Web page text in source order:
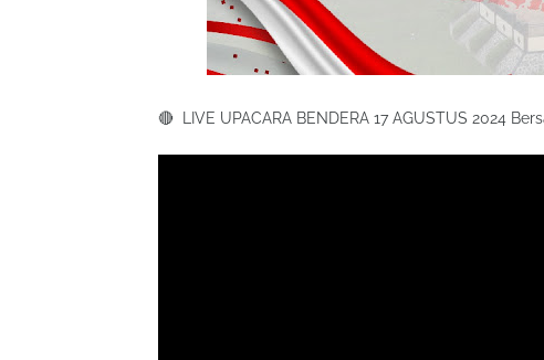
🔴 LIVE UPACARA BENDERA 17 AGUSTUS 2024